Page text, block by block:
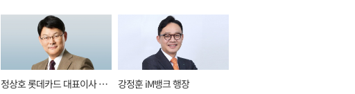
정상호 롯데카드 대표이사 사
강정훈 iM뱅크 행장